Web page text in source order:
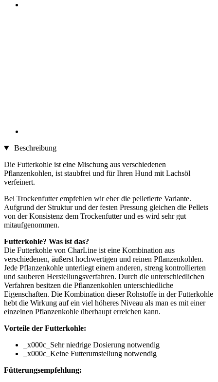
Beschreibung
Die Futterkohle ist eine Mischung aus verschiedenen
Pflanzenkohlen, ist staubfrei und für Ihren Hund mit Lachsöl
verfeinert.
Bei Trockenfutter empfehlen wir eher die pelletierte Variante.
Aufgrund der Struktur und der festen Pressung gleichen die Pellets
von der Konsistenz dem Trockenfutter und es wird sehr gut
mitaufgenommen.
Futterkohle? Was ist das?
Die Futterkohle von CharLine ist eine Kombination aus
verschiedenen, äußerst hochwertigen und reinen Pflanzenkohlen.
Jede Pflanzenkohle unterliegt einem anderen, streng kontrollierten
und sauberen Herstellungsverfahren. Durch die unterschiedlichen
Verfahren besitzen die Pflanzenkohlen unterschiedliche
Eigenschaften. Die Kombination dieser Rohstoffe in der Futterkohle
hebt die Wirkung auf ein viel höheres Niveau als man es mit einer
einzelnen Pflanzenkohle überhaupt erreichen kann.
Vorteile der Futterkohle:
_x000c_Sehr niedrige Dosierung notwendig
_x000c_Keine Futterumstellung notwendig
Fütterungsempfehlung: